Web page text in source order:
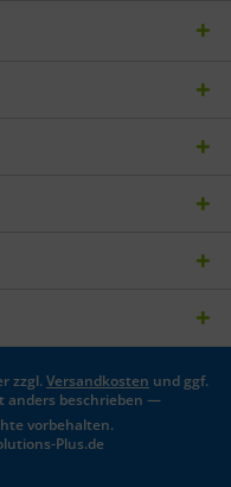
zzgl.Versandkosten und ggf.
anders beschrieben —
vorbehalten.
Plus.de